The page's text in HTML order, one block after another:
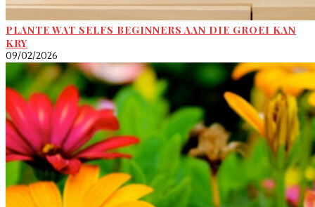
PLANTE WAT SELFS BEGINNERS AAN DIE GROEI KAN
KRY
09/02/2026